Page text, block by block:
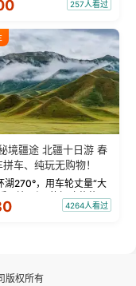
”第一名的克拉玛依魔鬼
村落——禾木村，欣赏
木...
257人看过
境疆途 北疆十日游 春
车、纯玩无购物！
湖270°，用车轮丈量“大
一滴眼泪”的极致蔚蓝，
花海与深邃湖水在转弯
4264人看过
版权所有